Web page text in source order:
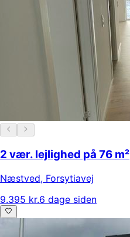
2 vær. lejlighed på 76 m²
Næstved, Forsytiavej
9.395 kr.6 dage siden